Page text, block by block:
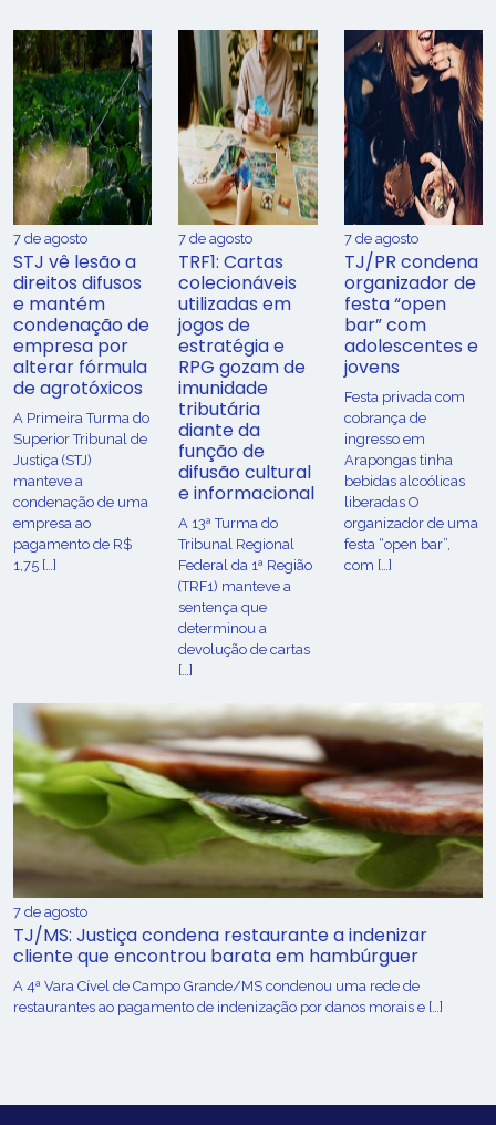
7 de agosto
STJ vê lesão a
direitos difusos
e mantém
condenação de
empresa por
alterar fórmula
de agrotóxicos
​A Primeira Turma do
Superior Tribunal de
Justiça (STJ)
manteve a
condenação de uma
empresa ao
pagamento de R$
1,75 […]
7 de agosto
TRF1: Cartas
colecionáveis
utilizadas em
jogos de
estratégia e
RPG gozam de
imunidade
tributária
diante da
função de
difusão cultural
e informacional
A 13ª Turma do
Tribunal Regional
Federal da 1ª Região
(TRF1) manteve a
sentença que
determinou a
devolução de cartas
[…]
7 de agosto
TJ/PR condena
organizador de
festa “open
bar” com
adolescentes e
jovens
Festa privada com
cobrança de
ingresso em
Arapongas tinha
bebidas alcoólicas
liberadas O
organizador de uma
festa “open bar”,
com […]
7 de agosto
TJ/MS: Justiça condena restaurante a indenizar
cliente que encontrou barata em hambúrguer
A 4ª Vara Cível de Campo Grande/MS condenou uma rede de
restaurantes ao pagamento de indenização por danos morais e […]